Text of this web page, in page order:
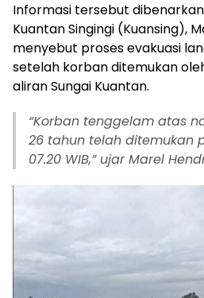
Informasi tersebut
Kuantan Singingi (Kuansing),
menyebut proses evakuasi
setelah korban ditemukan
aliran Sungai Kuantan.
“Korban tenggelam atas
26 tahun telah ditemukan
07.20 WIB,” ujar Marel